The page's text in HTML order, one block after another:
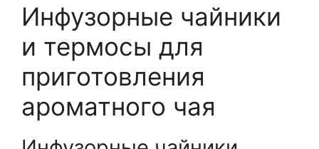
Инфузорные чайники
и термосы для
приготовления
ароматного чая